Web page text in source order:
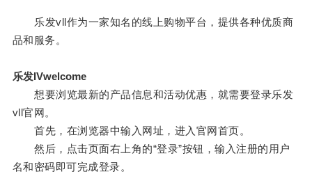
乐发vll作为一家知名的线上购物平台，提供各种优质商
品和服务。
乐发IVwelcome
想要浏览最新的产品信息和活动优惠，就需要登录乐发
vll官网。
首先，在浏览器中输入网址，进入官网首页。
然后，点击页面右上角的“登录”按钮，输入注册的用户
名和密码即可完成登录。